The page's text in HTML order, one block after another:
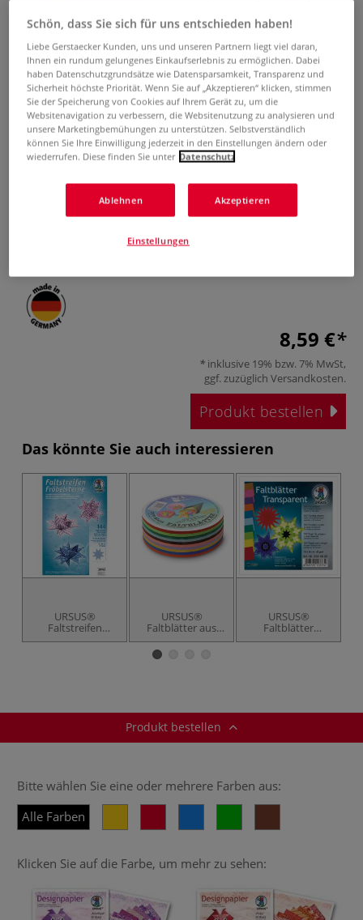
URSUS® Designpapier Faltblätter
0 Bewertungen
Designpapier-Faltblätter für unterschiedliche Falttechniken
hamonisierenden Designs.
Mehr
8,59 €
inklusive 19% bzw. 7% MwSt,
ggf. zuzüglich Versandkosten.
Produkt bestellen
Das könnte Sie auch interessieren
URSUS®
Faltstreifen
Fröbelsterne
URSUS®
Faltblätter aus
Plakatpapier
URSUS®
Faltblätter
Transparentpapier
Produkt bestellen
Bitte wählen Sie eine oder mehrere Farben aus:
Alle Farben
Klicken Sie auf die Farbe, um mehr zu sehen:
Schön, dass Sie sich für uns entschieden haben!
Liebe Gerstaecker Kunden, uns und unseren Partnern liegt viel daran,
Ihnen ein rundum gelungenes Einkaufserlebnis zu ermöglichen. Dabei
haben Datenschutzgrundsätze wie Datensparsamkeit, Transparenz und
Sicherheit höchste Priorität. Wenn Sie auf „Akzeptieren“ klicken, stimmen
Sie der Speicherung von Cookies auf Ihrem Gerät zu, um die
Websitenavigation zu verbessern, die Websitenutzung zu analysieren und
unsere Marketingbemühungen zu unterstützen. Selbstverständlich
können Sie Ihre Einwilligung jederzeit in den Einstellungen ändern oder
wiederrufen. Diese finden Sie unter Datenschutz
Ablehnen Akzeptieren
Einstellungen